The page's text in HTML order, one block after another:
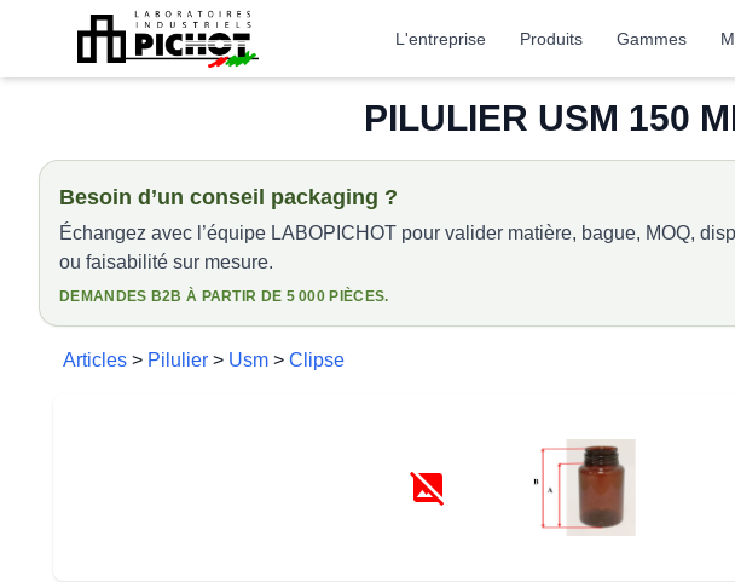
L'entreprise Produits Gammes
PILULIER USM 150
Besoin d’un conseil packaging ?
Échangez avec l’équipe LABOPICHOT pour valider matière, bague, MOQ,
ou faisabilité sur mesure.
DEMANDES B2B À PARTIR DE 5 000 PIÈCES.
Articles > Pilulier > Usm > Clipse